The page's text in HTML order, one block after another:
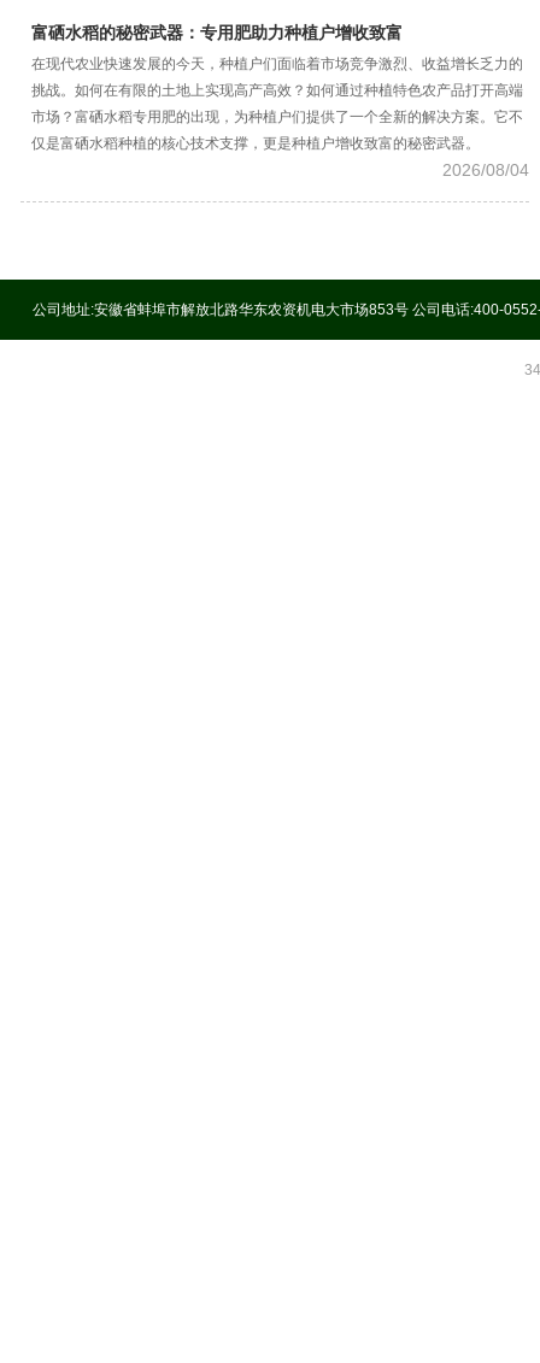
富硒水稻的秘密武器：专用肥助力种植户增收致富
在现代农业快速发展的今天，种植户们面临着市场竞争激烈、收益增长乏力的
挑战。如何在有限的土地上实现高产高效？如何通过种植特色农产品打开高端
市场？富硒水稻专用肥的出现，为种植户们提供了一个全新的解决方案。它不
仅是富硒水稻种植的核心技术支撑，更是种植户增收致富的秘密武器。
2026/08/04
公司地址:安徽省蚌埠市解放北路华东农资机电大市场853号 公司电话:400-